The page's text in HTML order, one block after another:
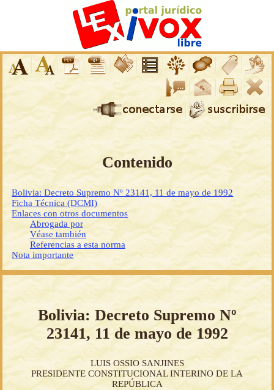
Contenido
Bolivia: Decreto Supremo Nº 23141, 11 de mayo de 1992
Ficha Técnica (DCMI)
Enlaces con otros documentos
Abrogada por
Véase también
Referencias a esta norma
Nota importante
Bolivia: Decreto Supremo Nº
23141, 11 de mayo de 1992
LUIS OSSIO SANJINES
PRESIDENTE CONSTITUCIONAL INTERINO DE LA
REPÚBLICA